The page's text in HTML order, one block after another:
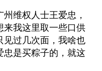
维权人士王爱忠，
来我这里取一些口供
见过几次面，我啥也
忠是买粽子的，就这